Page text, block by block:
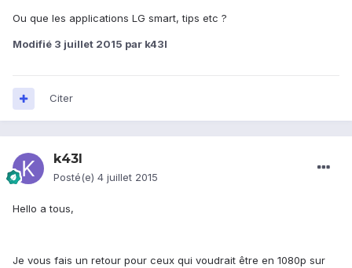
Ou que les applications LG smart, tips etc ?
Modifié 3 juillet 2015 par k43l
Citer
k43l
Posté(e) 4 juillet 2015
Hello a tous,
Je vous fais un retour pour ceux qui voudrait être en 1080p sur